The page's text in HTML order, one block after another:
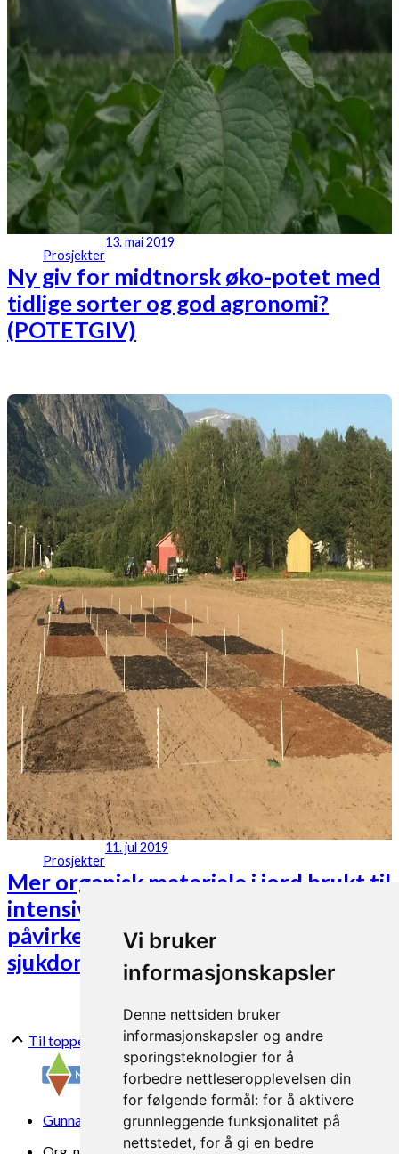
Vi bruker
informasjonskapsler
Denne nettsiden bruker
informasjonskapsler og andre
sporingsteknologier for å
forbedre nettleseropplevelsen din
for følgende formål: for å aktivere
grunnleggende funksjonalitet på
nettstedet, for å gi en bedre
Prosjekter
13. mai 2019
Ny giv for midtnorsk øko-potet med
tidlige sorter og god agronomi?
(POTETGIV)
Prosjekter
11. jul 2019
Mer organisk materiale i jord brukt til
intensiv potetdyrking – hvordan
påvirker det jord, potetavlinger og
sjukdommer på potet? (MERMOLD)
Til toppen
Gunnars veg 6, 6630 Tingvoll